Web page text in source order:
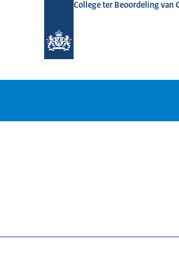
College ter Beoordeling van